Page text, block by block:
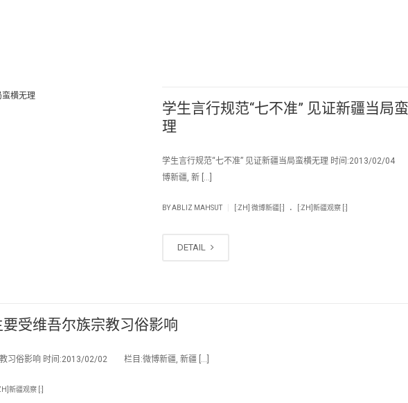
学生言行规范“七不准” 见证新疆当局
理
学生言行规范“七不准” 见证新疆当局蛮横无理 时间:2013/02/
博新疆, 新 […]
BYABLIZ MAHSUT [:ZH] 微博新疆[:] . [:ZH]新疆观察 [:]
DETAIL
受维吾尔族宗教习俗影响
教习俗影响 时间:2013/02/02 栏目:微博新疆, 新疆 […]
新疆观察 [:]